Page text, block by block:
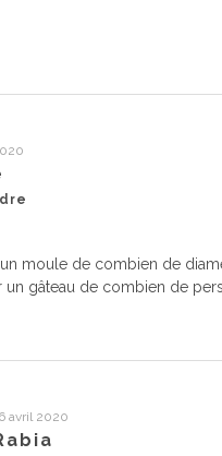
moule de combien de
gâteau de combien de
avril 2020